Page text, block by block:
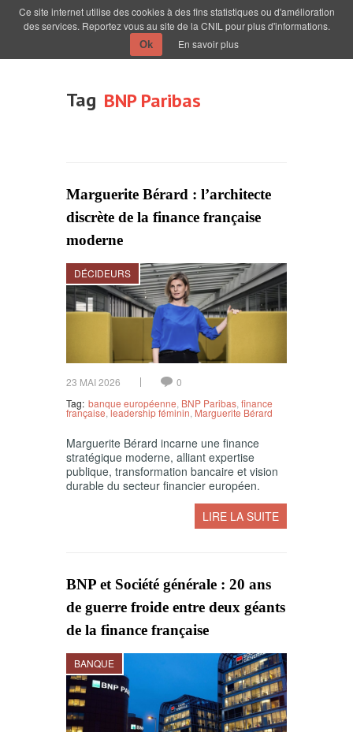
Tag BNP Paribas
Marguerite Bérard : l’architecte
discrète de la finance française
moderne
DÉCIDEURS
23 MAI 2026
0
Tag: banque européenne BNP Paribas finance
française ,leadership féminin Marguerite Bérard
Marguerite Bérard incarne une finance
stratégique moderne, alliant expertise
publique, transformation bancaire et vision
durable du secteur financier européen.
LIRE LA SUITE
BNP et Société générale : 20 ans
de guerre froide entre deux géants
de la finance française
BANQUE
Ce site internet utilise des cookies à des fins statistiques ou d'amélioration
des services. Reportez vous au site de la CNIL pour plus d'informations.
Ok En savoir plus